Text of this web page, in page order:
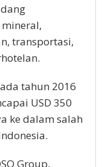
transportasi,
tahun 2016
USD 350
ke dalam salah
Group,